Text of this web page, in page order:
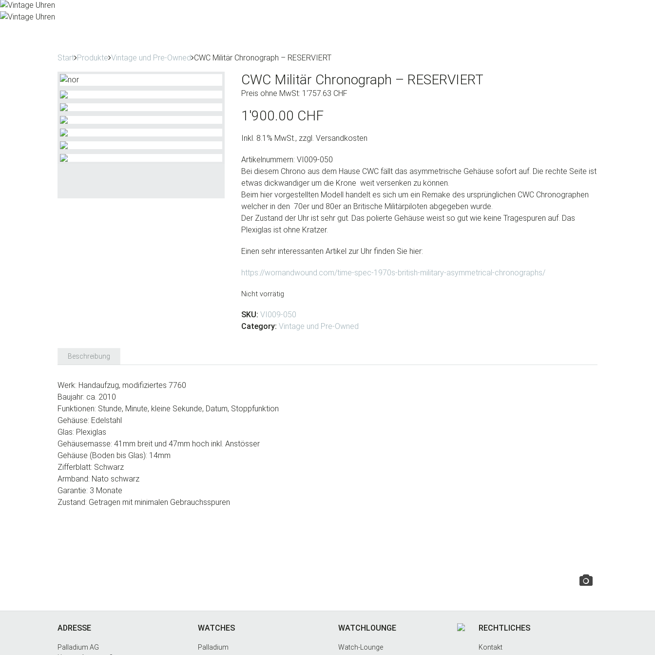
Start Produkte Vintage und Pre-Owned CWC Militär Chronograph – RESERVIERT
CWC Militär Chronograph – RESERVIERT
Preis ohne MwSt: 1'757.63 CHF
1'900.00 CHF
Inkl. 8.1% MwSt., zzgl. Versandkosten
Artikelnummern: VI009-050
Bei diesem Chrono aus dem Hause CWC fällt das asymmetrische Gehäuse sofort auf. Die rechte Seite ist
etwas dickwandiger um die Krone weit versenken zu können.
Beim hier vorgestellten Modell handelt es sich um ein Remake des ursprünglichen CWC Chronographen
welcher in den 70er und 80er an Britische Militärpiloten abgegeben wurde.
Der Zustand der Uhr ist sehr gut. Das polierte Gehäuse weist so gut wie keine Tragespuren auf. Das
Plexiglas ist ohne Kratzer.
Einen sehr interessanten Artikel zur Uhr finden Sie hier:
https://wornandwound.com/time-spec-1970s-british-military-asymmetrical-chronographs/
Nicht vorrätig
SKU: VI009-050
Category: Vintage und Pre-Owned
Beschreibung
Werk: Handaufzug, modifiziertes 7760
Baujahr: ca. 2010
Funktionen: Stunde, Minute, kleine Sekunde, Datum, Stoppfunktion
Gehäuse: Edelstahl
Glas: Plexiglas
Gehäusemasse: 41mm breit und 47mm hoch inkl. Anstösser
Gehäuse (Boden bis Glas): 14mm
Zifferblatt: Schwarz
Armband: Nato schwarz
Garantie: 3 Monate
Zustand: Getragen mit minimalen Gebrauchsspuren
ADRESSE
Palladium AG
WATCHES
Palladium
WATCHLOUNGE
Watch-Lounge
RECHTLICHES
Kontakt